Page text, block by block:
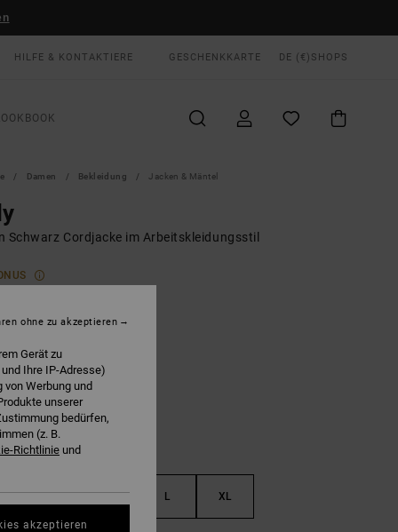
HILFE & KONTAKTIERE GESCHENKKARTE DE (€) SHOPS
Damen Bekleidung Jacken & Mäntel
Schwarz Cordjacke im Arbeitskleidungsstil
Black
S M L XL
Gerät zu
Ihre IP-Adresse)
Werbung und
unserer
bedürfen,
(z. B.
Richtlinie und
ohne zu akzeptieren
akzeptieren